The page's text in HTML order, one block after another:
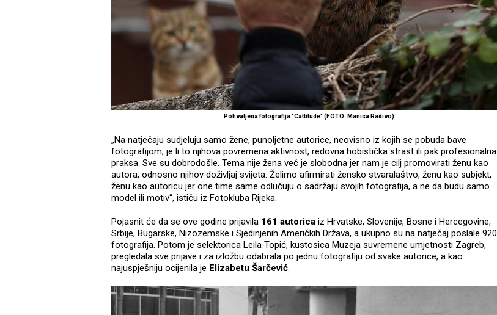
Pohvaljena fotografija "Cattitude" (FOTO: Manica Radivo)
„Na natječaju sudjeluju samo žene, punoljetne autorice, neovisno iz kojih se pobuda bave
fotografijom; je li to njihova povremena aktivnost, redovna hobistička strast ili pak profesionalna
praksa. Sve su dobrodošle. Tema nije žena već je slobodna jer nam je cilj promovirati ženu kao
autora, odnosno njihov doživljaj svijeta. Želimo afirmirati žensko stvaralaštvo, ženu kao subjekt,
ženu kao autoricu jer one time same odlučuju o sadržaju svojih fotografija, a ne da budu samo
model ili motiv“, ističu iz Fotokluba Rijeka.
Pojasnit će da se ove godine prijavila 161 autorica iz Hrvatske, Slovenije, Bosne i Hercegovine,
Srbije, Bugarske, Nizozemske i Sjedinjenih Američkih Država, a ukupno su na natječaj poslale 920
fotografija. Potom je selektorica Leila Topić, kustosica Muzeja suvremene umjetnosti Zagreb,
pregledala sve prijave i za izložbu odabrala po jednu fotografiju od svake autorice, a kao
najuspješniju ocijenila je Elizabetu Šarčević.